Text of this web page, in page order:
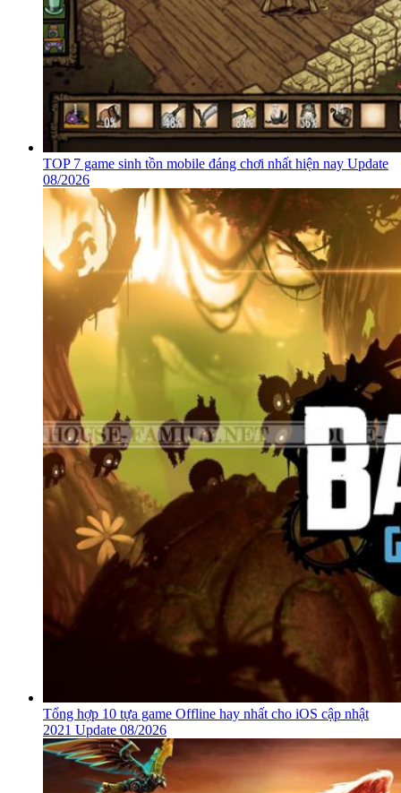
TOP 7 game sinh tồn mobile đáng chơi nhất hiện nay Update
08/2026
Tổng hợp 10 tựa game Offline hay nhất cho iOS cập nhật
2021 Update 08/2026